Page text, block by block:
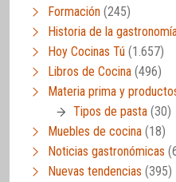
Formación (245)
Historia de la
Hoy Cocinas Tú (1.657)
Libros de Cocina (496)
Materia prima y
Tipos de pasta (30)
Muebles de cocina (18)
Noticias gastronómicas
Nuevas tendencias (395)